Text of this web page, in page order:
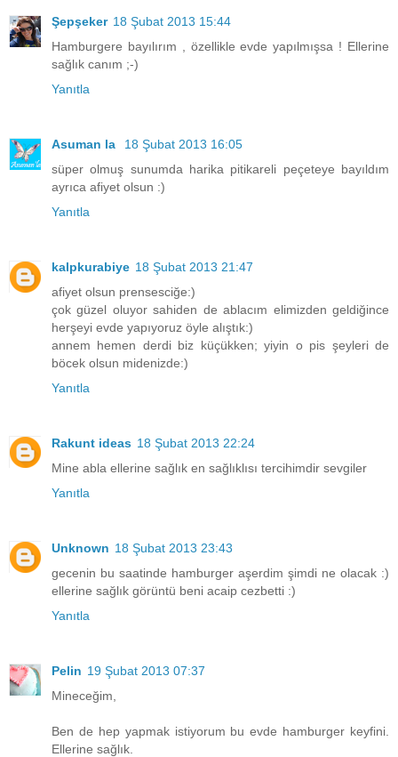
Şepşeker 18 Şubat 2013 15:44
Hamburgere bayılırım , özellikle evde yapılmışsa ! Ellerine
sağlık canım ;-)
Yanıtla
Asuman la
18 Şubat 2013 16:05
süper olmuş sunumda harika pitikareli peçeteye bayıldım
ayrıca afiyet olsun :)
Yanıtla
kalpkurabiye 18 Şubat 2013 21:47
afiyet olsun prensesciğe:)
çok güzel oluyor sahiden de ablacım elimizden geldiğince
herşeyi evde yapıyoruz öyle alıştık:)
annem hemen derdi biz küçükken; yiyin o pis şeyleri de
böcek olsun midenizde:)
Yanıtla
Rakunt ideas 18 Şubat 2013 22:24
Mine abla ellerine sağlık en sağlıklısı tercihimdir sevgiler
Yanıtla
Unknown 18 Şubat 2013 23:43
gecenin bu saatinde hamburger aşerdim şimdi ne olacak :)
ellerine sağlık görüntü beni acaip cezbetti :)
Yanıtla
Pelin 19 Şubat 2013 07:37
Mineceğim,
Ben de hep yapmak istiyorum bu evde hamburger keyfini.
Ellerine sağlık.